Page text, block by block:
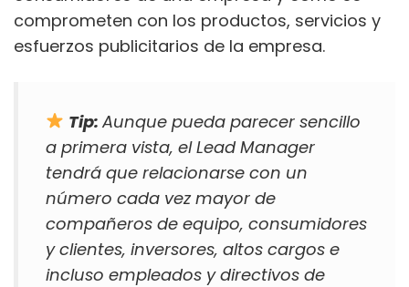
comprometen con los productos, servicios y
esfuerzos publicitarios de la empresa.
Tip: Aunque pueda parecer sencillo
a primera vista, el Lead Manager
tendrá que relacionarse con un
número cada vez mayor de
compañeros de equipo, consumidores
y clientes, inversores, altos cargos e
incluso empleados y directivos de